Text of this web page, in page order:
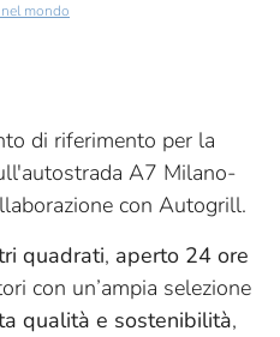
nel mondo
di riferimento per la
A7 Milano-
con Autogrill.
quadrati, aperto 24 ore
con un’ampia selezione
qualità e sostenibilità,